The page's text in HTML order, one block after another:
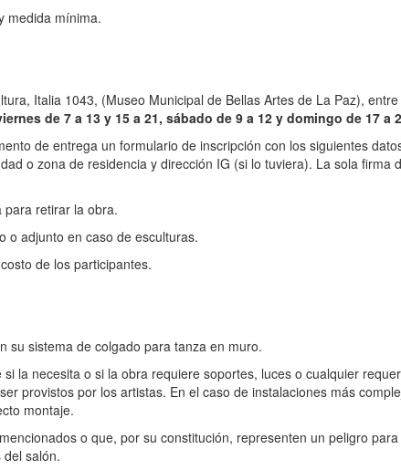
medida mínima.
Italia 1043, (Museo Municipal de Bellas Artes de La Paz), entre
de 7 a 13 y 15 a 21, sábado de 9 a 12 y domingo de 17 a
de entrega un formulario de inscripción con los siguientes
o zona de residencia y dirección IG (si lo tuviera). La sola firma
para retirar la obra.
adjunto en caso de esculturas.
de los participantes.
su sistema de colgado para tanza en muro.
la necesita o si la obra requiere soportes, luces o cualquier
provistos por los artistas. En el caso de instalaciones más
montaje.
o que, por su constitución, representen un peligro
salón.